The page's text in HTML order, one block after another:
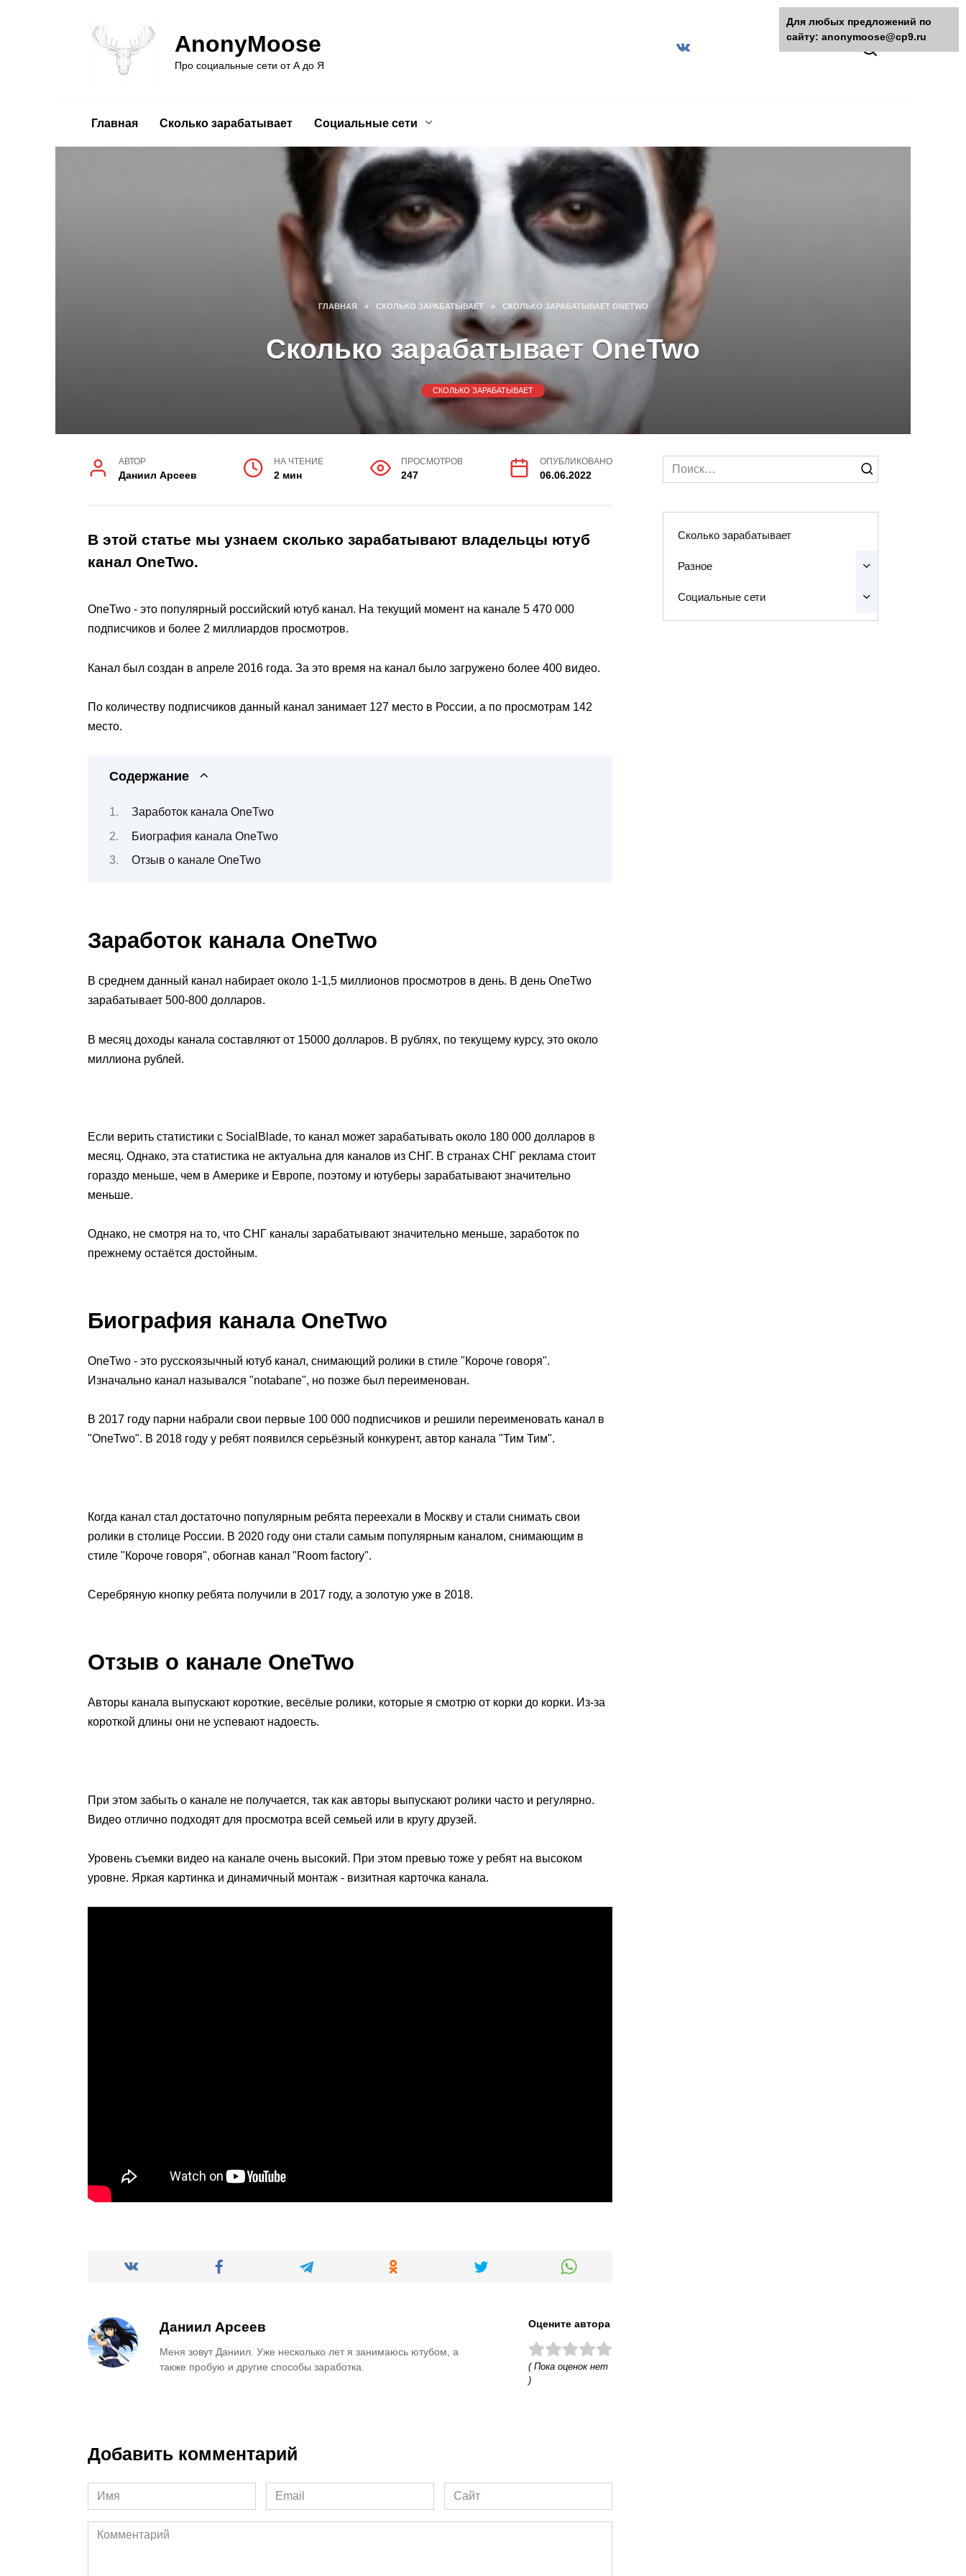
AnonyMoose
Про социальные сети от А до Я
Главная Сколько зарабатывает Социальные сети
ГЛАВНАЯ » СКОЛЬКО ЗАРАБАТЫВАЕТ » CКОЛЬКО ЗАРАБАТЫВАЕТ ONETWO
Cколько зарабатывает OneTwo
СКОЛЬКО ЗАРАБАТЫВАЕТ
АВТОР
Даниил Арсеев
НА ЧТЕНИЕ
2 мин
ПРОСМОТРОВ
247
ОПУБЛИКОВАНО
06.06.2022
В этой статье мы узнаем сколько зарабатывают владельцы ютуб
канал OneTwo.
OneTwo - это популярный российский ютуб канал. На текущий момент на канале 5 470 000
подписчиков и более 2 миллиардов просмотров.
Канал был создан в апреле 2016 года. За это время на канал было загружено более 400 видео.
По количеству подписчиков данный канал занимает 127 место в России, а по просмотрам 142
место.
Содержание
Заработок канала OneTwo
Биография канала OneTwo
Отзыв о канале OneTwo
Заработок канала OneTwo
В среднем данный канал набирает около 1-1,5 миллионов просмотров в день. В день OneTwo
зарабатывает 500-800 долларов.
В месяц доходы канала составляют от 15000 долларов. В рублях, по текущему курсу, это около
миллиона рублей.
Если верить статистики с SocialBlade, то канал может зарабатывать около 180 000 долларов в
месяц. Однако, эта статистика не актуальна для каналов из СНГ. В странах СНГ реклама стоит
гораздо меньше, чем в Америке и Европе, поэтому и ютуберы зарабатывают значительно
меньше.
Однако, не смотря на то, что СНГ каналы зарабатывают значительно меньше, заработок по
прежнему остаётся достойным.
Биография канала OneTwo
OneTwo - это русскоязычный ютуб канал, снимающий ролики в стиле "Короче говоря".
Изначально канал назывался "notabane", но позже был переименован.
В 2017 году парни набрали свои первые 100 000 подписчиков и решили переименовать канал в
"OneTwo". В 2018 году у ребят появился серьёзный конкурент, автор канала "Тим Тим".
Когда канал стал достаточно популярным ребята переехали в Москву и стали снимать свои
ролики в столице России. В 2020 году они стали самым популярным каналом, снимающим в
стиле "Короче говоря", обогнав канал "Room factory".
Серебряную кнопку ребята получили в 2017 году, а золотую уже в 2018.
Отзыв о канале OneTwo
Авторы канала выпускают короткие, весёлые ролики, которые я смотрю от корки до корки. Из-за
короткой длины они не успевают надоесть.
При этом забыть о канале не получается, так как авторы выпускают ролики часто и регулярно.
Видео отлично подходят для просмотра всей семьей или в кругу друзей.
Уровень съемки видео на канале очень высокий. При этом превью тоже у ребят на высоком
уровне. Яркая картинка и динамичный монтаж - визитная карточка канала.
Даниил Арсеев
Меня зовут Даниил. Уже несколько лет я занимаюсь ютубом, а
также пробую и другие способы заработка.
Оцените автора
( Пока оценок нет
)
Добавить комментарий
Имя
*
Email
*
Сайт
Комментарий
Search
for:
Сколько зарабатывает
Разное
Социальные сети
Для любых предложений по
сайту: anonymoose@cp9.ru